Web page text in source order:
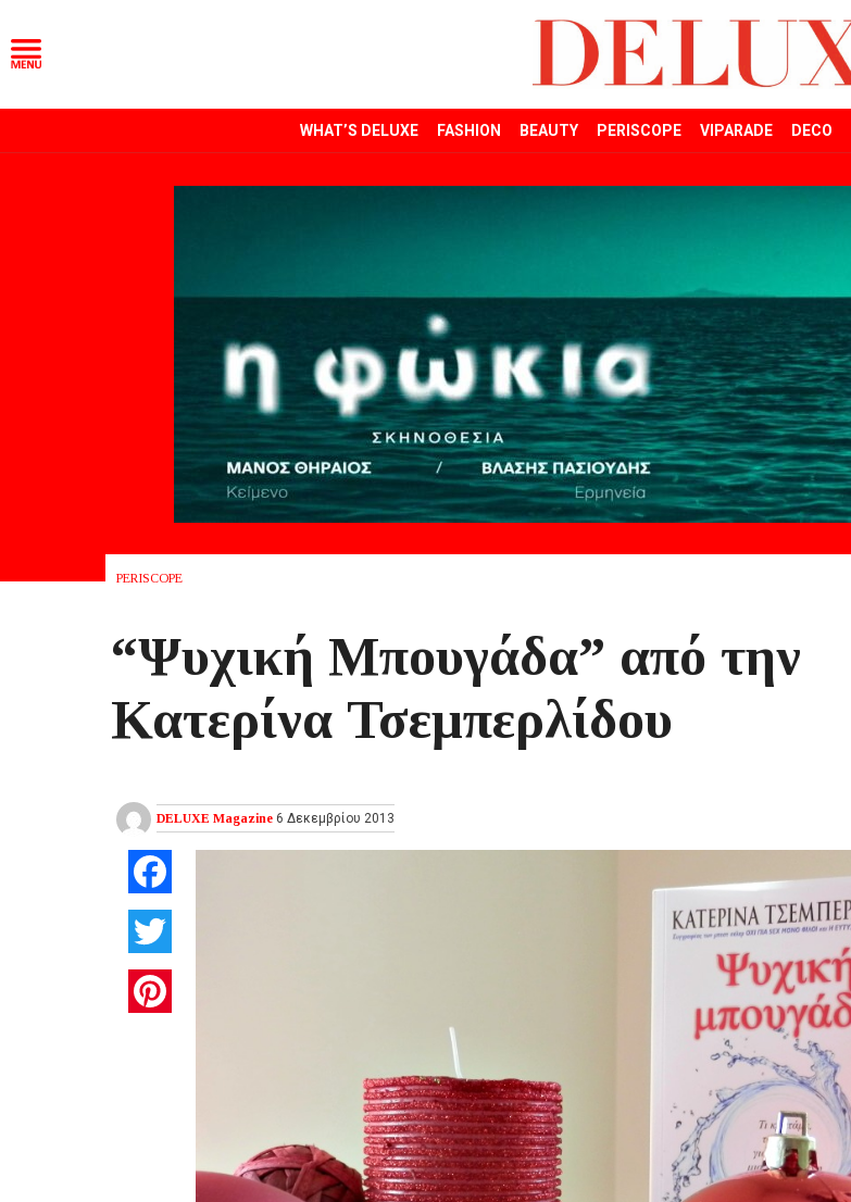
WHAT’S DELUXE FASHION BEAUTY PERISCOPE VIPARADE DECO
PERISCOPE
“Ψυχική Μπουγάδα” από την
Κατερίνα Τσεμπερλίδου
DELUXE Magazine 6 Δεκεμβρίου 2013